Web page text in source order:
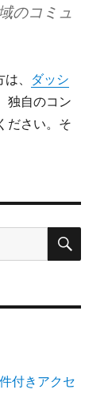
のコミュ
、 ダッシ
独自のコン
ださい。そ
検
付きアクセ